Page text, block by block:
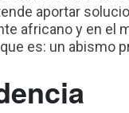
aportar
africano y en el
es: un abismo